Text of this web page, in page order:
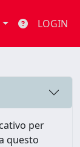
LOGIN
per
questo